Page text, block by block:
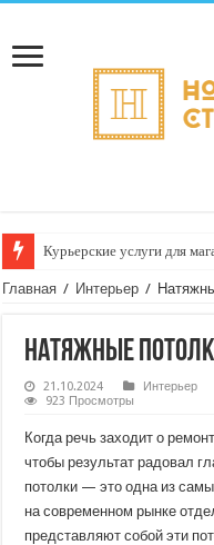
Курьерские услуги для
Главная / Интерьер /
Натяжные
21.10.2024 Интерьер
923 Просмотры
Когда речь заходит о
чтобы результат радовал
потолки — это одна из
на современном рынке
представляют собой эти